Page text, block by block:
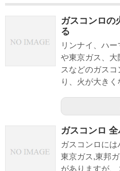
ガスコンロの
る
リンナイ、ハ
や東京ガス、
スなどのガス
り、火が大き
ガスコンロ
ガスコンロに
東京ガス,東邦
がありますが